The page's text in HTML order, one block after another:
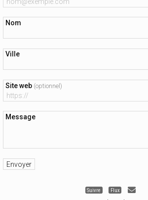
Nom
Ville
Site web (optionnel)
Message
Suivre Flux